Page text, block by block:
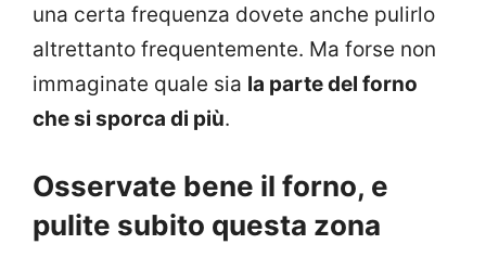
una certa frequenza dovete anche pulirlo
altrettanto frequentemente. Ma forse non
immaginate quale sia la parte del forno
che si sporca di più.
Osservate bene il forno, e
pulite subito questa zona